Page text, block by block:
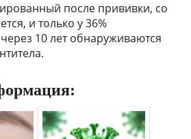
после прививки, со
и только у 36%
10 лет обнаруживаются